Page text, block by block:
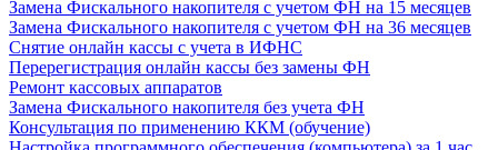
Замена Фискального накопителя с учетом ФН на 15 месяцев
Замена Фискального накопителя с учетом ФН на 36 месяцев
Снятие онлайн кассы с учета в ИФНС
Перерегистрация онлайн кассы без замены ФН
Ремонт кассовых аппаратов
Замена Фискального накопителя без учета ФН
Консультация по применению ККМ (обучение)